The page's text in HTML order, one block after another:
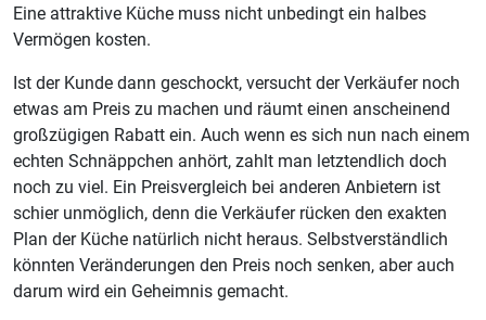
Eine attraktive Küche muss nicht unbedingt ein halbes
Vermögen kosten.
Ist der Kunde dann geschockt, versucht der Verkäufer noch
etwas am Preis zu machen und räumt einen anscheinend
großzügigen Rabatt ein. Auch wenn es sich nun nach einem
echten Schnäppchen anhört, zahlt man letztendlich doch
noch zu viel. Ein Preisvergleich bei anderen Anbietern ist
schier unmöglich, denn die Verkäufer rücken den exakten
Plan der Küche natürlich nicht heraus. Selbstverständlich
könnten Veränderungen den Preis noch senken, aber auch
darum wird ein Geheimnis gemacht.